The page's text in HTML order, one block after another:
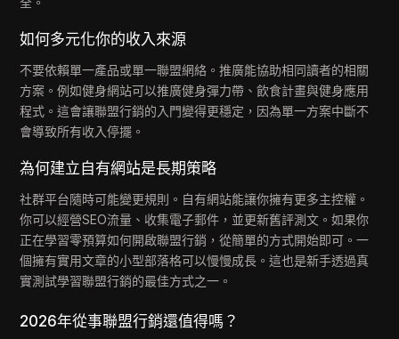
如何多元化你的收入來源
不要依賴單一產品或單一聯盟網絡。推廣能協助相同讀者的相關
方案。例如健身網站可以推廣健身彈力帶、飲食計畫與健身應用
程式。這會讓聯盟行銷的入門變得更穩定，因為單一方案中斷不
會導致所有收入停擺。
為何建立自有網站是長期策略
社群平台隨時可能變更規則。自有網站能讓你擁有更多主控權。
你可以經營SEO流量、收集電子郵件，並更新舊評測文。如果你
正在學習零預算如何開啟聯盟行銷，從簡單的方式開始即可。一
個擁有實用文章的小型部落格可以慢慢成長。這也是新手透過真
實測試學習聯盟行銷的最佳方式之一。
2026年從事聯盟行銷還值得嗎？